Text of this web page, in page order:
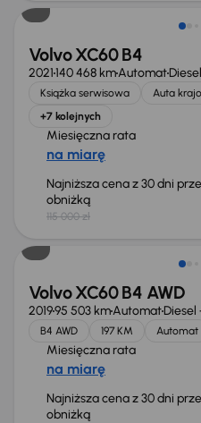
Volvo XC60 B4
2021140 468 kmAutomat
Książka serwisowa Auta
+7 kolejnych
Miesięczna rata
na miarę
Najniższa cena z 30 dni
obniżką
115 000 zł
Taniej o 2 000 zł
Volvo XC60 B4 AWD
201995 503 kmAutomatDiesel
B4 AWD 197 KM Automat
Miesięczna rata
na miarę
Najniższa cena z 30 dni
obniżką